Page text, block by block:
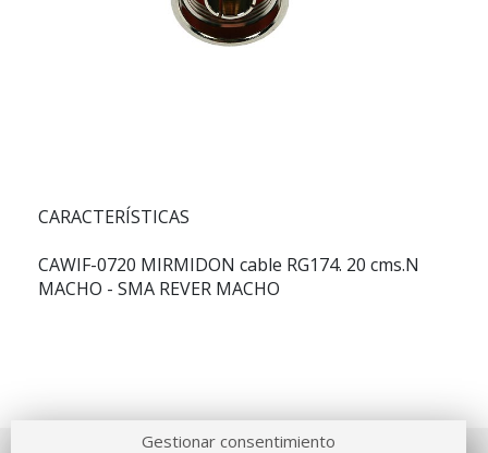
CARACTERÍSTICAS
CAWIF-0720 MIRMIDON cable RG174. 20 cms.N
MACHO - SMA REVER MACHO
Gestionar consentimiento